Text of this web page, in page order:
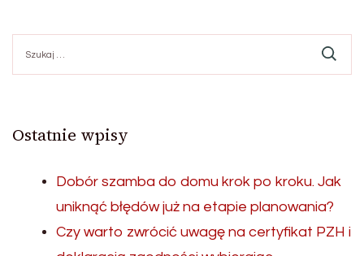
wpisów
Ostatnie wpisy
Dobór szamba do domu krok po kroku. Jak
uniknąć błędów już na etapie planowania?
Czy warto zwrócić uwagę na certyfikat PZH i